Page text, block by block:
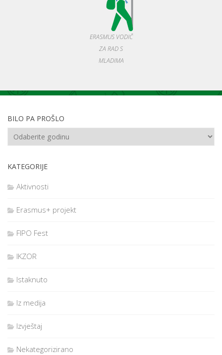
ERASMUS VODIČ
ZA RAD S
MLADIMA
BILO PA PROŠLO
KATEGORIJE
Aktivnosti
Erasmus+ projekt
FIPO Fest
IKZOR
Istaknuto
Iz medija
Izvještaj
Nekategorizirano